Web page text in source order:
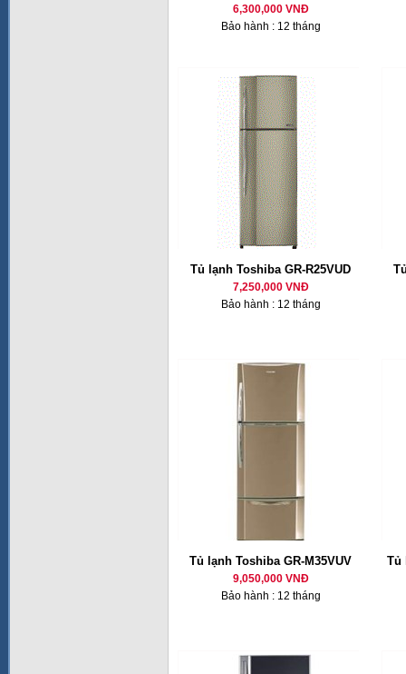
6,300,000 VNĐ
Bảo hành : 12 tháng
Tủ lạnh Toshiba GR-R25VUD
7,250,000 VNĐ
Bảo hành : 12 tháng
Tủ lạnh Toshiba GR-M35VUV
9,050,000 VNĐ
Bảo hành : 12 tháng
Tủ